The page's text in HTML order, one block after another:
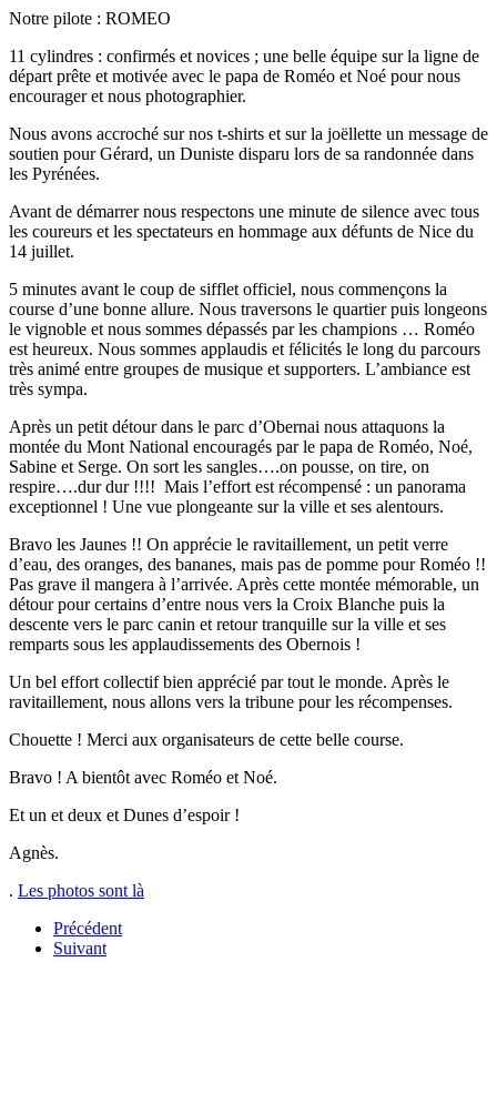
Notre pilote : ROMEO
11 cylindres : confirmés et novices ; une belle équipe sur la ligne de
départ prête et motivée avec le papa de Roméo et Noé pour nous
encourager et nous photographier.
Nous avons accroché sur nos t-shirts et sur la joëllette un message de
soutien pour Gérard, un Duniste disparu lors de sa randonnée dans
les Pyrénées.
Avant de démarrer nous respectons une minute de silence avec tous
les coureurs et les spectateurs en hommage aux défunts de Nice du
14 juillet.
5 minutes avant le coup de sifflet officiel, nous commençons la
course d’une bonne allure. Nous traversons le quartier puis longeons
le vignoble et nous sommes dépassés par les champions … Roméo
est heureux. Nous sommes applaudis et félicités le long du parcours
très animé entre groupes de musique et supporters. L’ambiance est
très sympa.
Après un petit détour dans le parc d’Obernai nous attaquons la
montée du Mont National encouragés par le papa de Roméo, Noé,
Sabine et Serge. On sort les sangles….on pousse, on tire, on
respire….dur dur !!!! Mais l’effort est récompensé : un panorama
exceptionnel ! Une vue plongeante sur la ville et ses alentours.
Bravo les Jaunes !! On apprécie le ravitaillement, un petit verre
d’eau, des oranges, des bananes, mais pas de pomme pour Roméo !!
Pas grave il mangera à l’arrivée. Après cette montée mémorable, un
détour pour certains d’entre nous vers la Croix Blanche puis la
descente vers le parc canin et retour tranquille sur la ville et ses
remparts sous les applaudissements des Obernois !
Un bel effort collectif bien apprécié par tout le monde. Après le
ravitaillement, nous allons vers la tribune pour les récompenses.
Chouette ! Merci aux organisateurs de cette belle course.
Bravo ! A bientôt avec Roméo et Noé.
Et un et deux et Dunes d’espoir !
Agnès.
. Les photos sont là
Précédent
Suivant